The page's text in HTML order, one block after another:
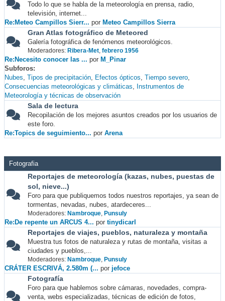
Todo lo que se habla de la meteorología en prensa, radio,
televisión, internet...
Re:Meteo Campillos Sierr... por Meteo Campillos Sierra
Gran Atlas fotográfico de Meteored
Galería fotográfica de fenómenos meteorológicos.
Moderadores: Ribera-Met, febrero 1956
Re:Necesito conocer las ... por M_Pinar
Subforos
Nubes Tipos de precipitación Efectos ópticos Tiempo severo
Consecuencias meteorológicas y climáticas
Instrumentos de
Meteorología y técnicas de observación
Sala de lectura
Recopilación de los mejores asuntos creados por los usuarios de
este foro.
Re:Topics de seguimiento... por Arena
Fotografia
Reportajes de meteorología (kazas, nubes, puestas de
sol, nieve...)
Foro para que publiquemos todos nuestros reportajes, ya sean de
tormentas, nevadas, nubes, atardeceres...
Moderadores: Nambroque, Punsuly
Re:De repente un ARCUS 4... por tinydicarl
Reportajes de viajes, pueblos, naturaleza y montaña
Muestra tus fotos de naturaleza y rutas de montaña, visitas a
ciudades y pueblos,...
Moderadores: Nambroque, Punsuly
CRÁTER ESCRIVÁ, 2.580m (... por jefoce
Fotografía
Foro para que hablemos sobre cámaras, novedades, compra-
venta, webs especializadas, técnicas de edición de fotos,